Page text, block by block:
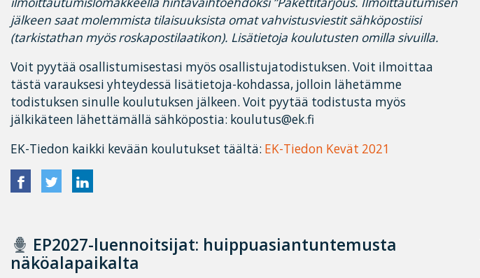
jälkeen saat molemmista tilaisuuksista omat vahvistusviestit sähköpostiisi
(tarkistathan myös roskapostilaatikon). Lisätietoja koulutusten omilla sivuilla.
Voit pyytää osallistumisestasi myös osallistujatodistuksen. Voit ilmoittaa
tästä varauksesi yhteydessä lisätietoja-kohdassa, jolloin lähetämme
todistuksen sinulle koulutuksen jälkeen. Voit pyytää todistusta myös
jälkikäteen lähettämällä sähköpostia: koulutus@ek.fi
EK-Tiedon kaikki kevään koulutukset täältä: EK-Tiedon Kevät 2021
EP2027-luennoitsijat: huippuasiantuntemusta
näköalapaikalta